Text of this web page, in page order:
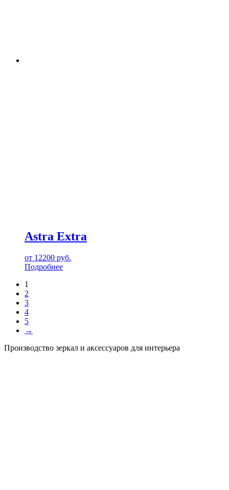
Astra Extra
от 12200 руб.
Подробнее
1
2
3
4
5
→
Производство зеркал и аксессуаров для интерьера